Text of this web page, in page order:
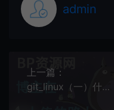
admin
上一篇：
git_linux（一）什么是git